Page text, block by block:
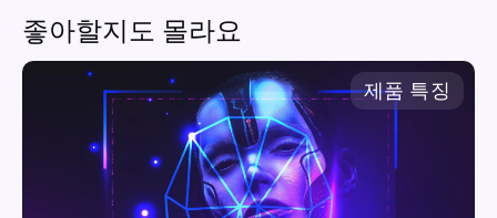
좋아할지도 몰라요
제품 특징